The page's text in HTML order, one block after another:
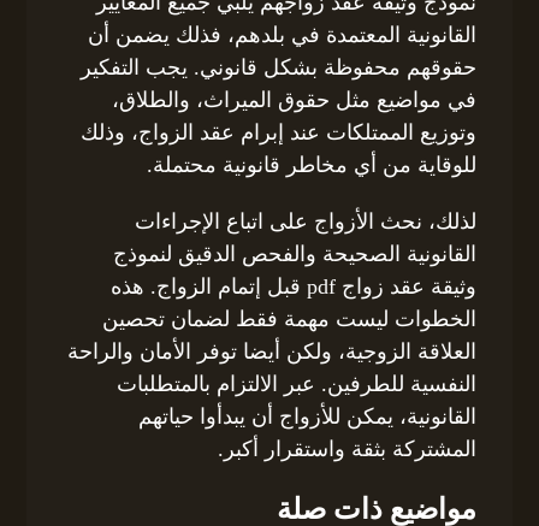
القانونية المعتمدة في بلدهم، فذلك يضمن أن
حقوقهم محفوظة بشكل قانوني. يجب التفكير
في مواضيع مثل حقوق الميراث، والطلاق،
وتوزيع الممتلكات عند إبرام عقد الزواج، وذلك
للوقاية من أي مخاطر قانونية محتملة.
لذلك، نحث الأزواج على اتباع الإجراءات
القانونية الصحيحة والفحص الدقيق لنموذج
وثيقة عقد زواج pdf قبل إتمام الزواج. هذه
الخطوات ليست مهمة فقط لضمان تحصين
العلاقة الزوجية، ولكن أيضا توفر الأمان والراحة
النفسية للطرفين. عبر الالتزام بالمتطلبات
القانونية، يمكن للأزواج أن يبدأوا حياتهم
المشتركة بثقة واستقرار أكبر.
مواضيع ذات صلة